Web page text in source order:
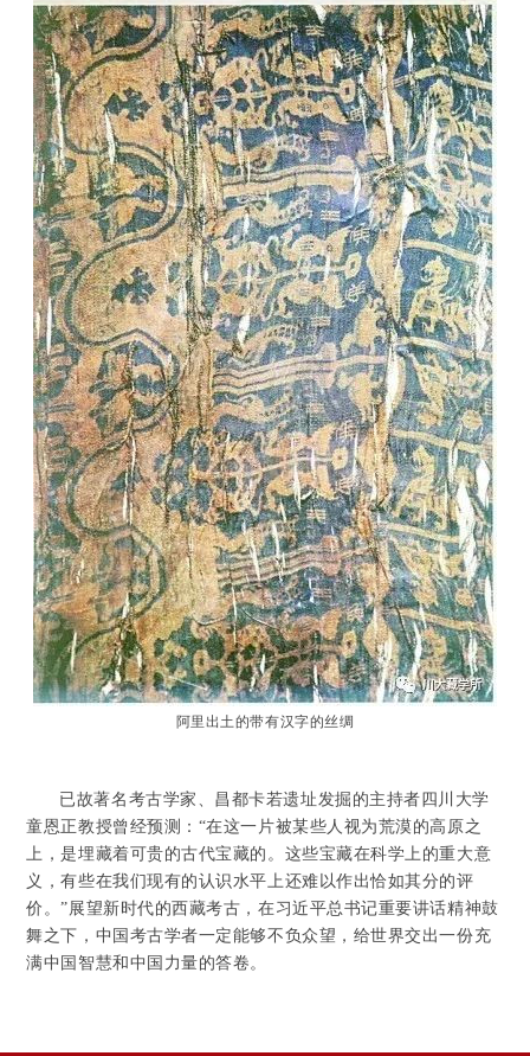
阿里出土的带有汉字的丝绸
已故著名考古学家、昌都卡若遗址发掘的主持者四川大学
童恩正教授曾经预测：“在这一片被某些人视为荒漠的高原之
上，是埋藏着可贵的古代宝藏的。这些宝藏在科学上的重大意
义，有些在我们现有的认识水平上还难以作出恰如其分的评
价。”展望新时代的西藏考古，在习近平总书记重要讲话精神鼓
舞之下，中国考古学者一定能够不负众望，给世界交出一份充
满中国智慧和中国力量的答卷。